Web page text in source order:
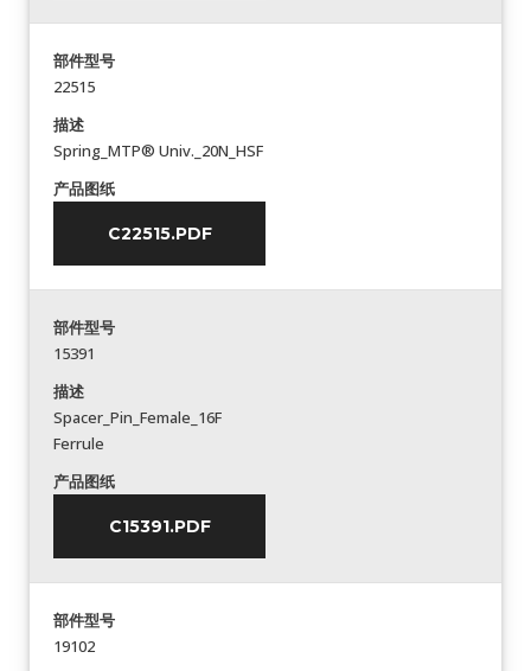
部件型号
22515
描述
Spring_MTP® Univ._20N_HSF
产品图纸
C22515.PDF
部件型号
15391
描述
Spacer_Pin_Female_16F
Ferrule
产品图纸
C15391.PDF
部件型号
19102